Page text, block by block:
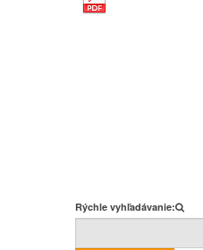
Rýchle vyhľadávanie: